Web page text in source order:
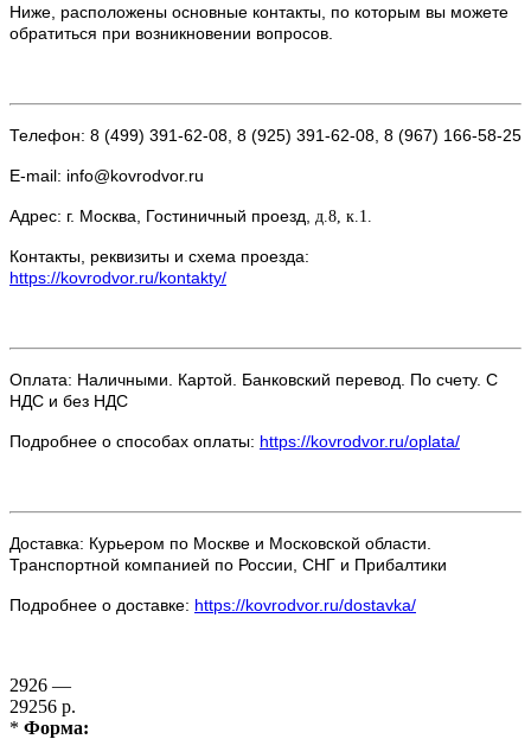
Ниже, расположены основные контакты, по которым вы можете
обратиться при возникновении вопросов.
Телефон: 8 (499) 391-62-08, 8 (925) 391-62-08, 8 (967) 166-58-25
E-mail: info@kovrodvor.ru
Адрес: г. Москва, Гостиничный проезд, д.8, к.1.
Контакты, реквизиты и схема проезда:
https://kovrodvor.ru/kontakty/
Оплата: Наличными. Картой. Банковский перевод. По счету. С
НДС и без НДС
Подробнее о способах оплаты: https://kovrodvor.ru/oplata/
Доставка: Курьером по Москве и Московской области.
Транспортной компанией по России, СНГ и Прибалтики
Подробнее о доставке: https://kovrodvor.ru/dostavka/
2926 —
29256 р.
* Форма: